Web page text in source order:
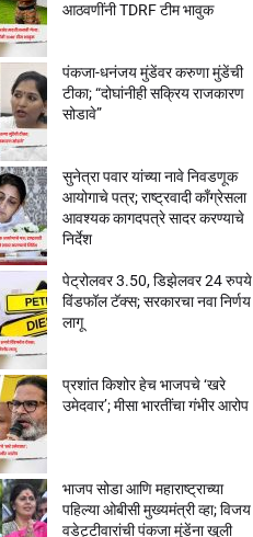
आठवणींनी TDRF टीम भावुक
पंकजा-धनंजय मुंडेंवर करुणा मुंडेंची
टीका; “दोघांनीही सक्रिय राजकारण
सोडावे”
सुनेत्रा पवार यांच्या नावे निवडणूक
आयोगाचे पत्र; राष्ट्रवादी काँग्रेसला
आवश्यक कागदपत्रे सादर करण्याचे
निर्देश
पेट्रोलवर 3.50, डिझेलवर 24 रुपये
विंडफॉल टॅक्स; सरकारचा नवा निर्णय
लागू
प्रशांत किशोर हेच भाजपचे ‘खरे
उमेदवार’; मीसा भारतींचा गंभीर आरोप
भाजप सोडा आणि महाराष्ट्राच्या
पहिल्या ओबीसी मुख्यमंत्री व्हा; विजय
वडेट्टीवारांची पंकजा मुंडेंना खुली